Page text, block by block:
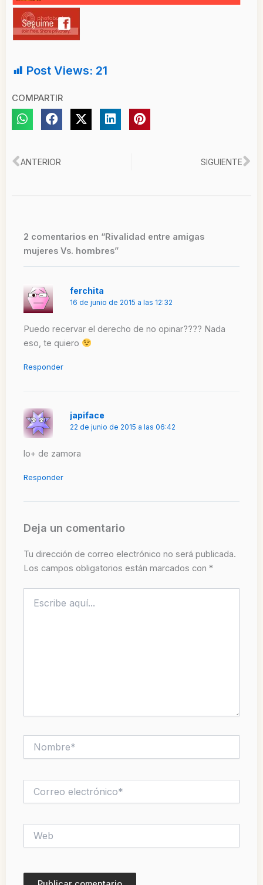
Post Views: 21
COMPARTIR
Ant
ANTERIOR SIGUIENTE
2 comentarios en “Rivalidad entre amigas
mujeres Vs. hombres”
ferchita
16 de junio de 2015 a las 12:32
Puedo recervar el derecho de no opinar???? Nada
eso, te quiero
Responder
japiface
22 de junio de 2015 a las 06:42
lo+ de zamora
Responder
Deja un comentario
Tu dirección de correo electrónico no será publicada.
Los campos obligatorios están marcados con *
aquí...
electrónico*